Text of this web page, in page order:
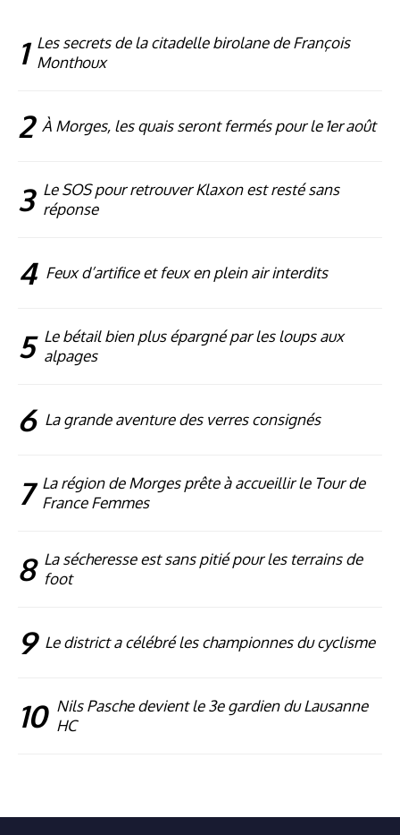
1 Les secrets de la citadelle birolane de François
Monthoux
2 À Morges, les quais seront fermés pour le 1er août
3 Le SOS pour retrouver Klaxon est resté sans
réponse
4 Feux d’artifice et feux en plein air interdits
5 Le bétail bien plus épargné par les loups aux
alpages
6 La grande aventure des verres consignés
7 La région de Morges prête à accueillir le Tour de
France Femmes
8 La sécheresse est sans pitié pour les terrains de
foot
9 Le district a célébré les championnes du cyclisme
10 Nils Pasche devient le 3e gardien du Lausanne
HC